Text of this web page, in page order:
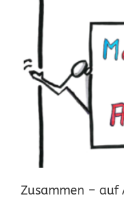
Zusammen – auf